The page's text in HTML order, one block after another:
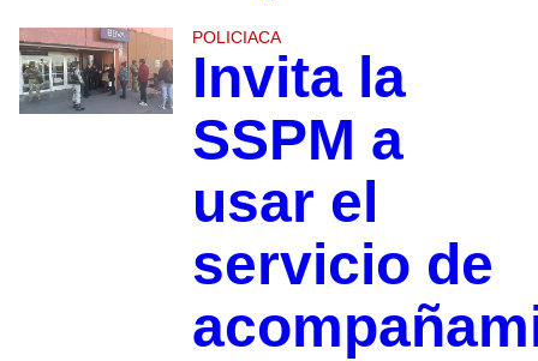
POLICIACA
Invita la
SSPM a
usar el
servicio de